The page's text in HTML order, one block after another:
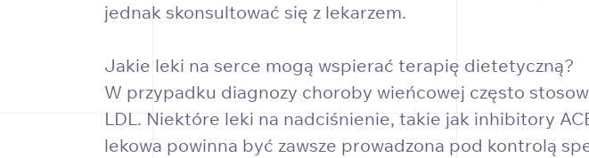
jednak skonsultować się z lekarzem.
Jakie leki na serce mogą wspierać terapię dietetyczną?
W przypadku diagnozy choroby wieńcowej często
LDL. Niektóre leki na nadciśnienie, takie jak inhibitory
lekowa powinna być zawsze prowadzona pod kontrolą